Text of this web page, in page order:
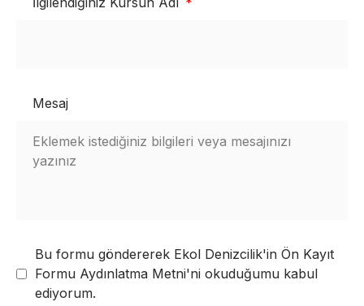
Mesaj
Bu formu göndererek Ekol Denizcilik'in Ön Kayıt
Formu Aydınlatma Metni'ni okuduğumu kabul
ediyorum.